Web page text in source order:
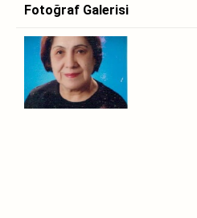
Fotoğraf Galerisi